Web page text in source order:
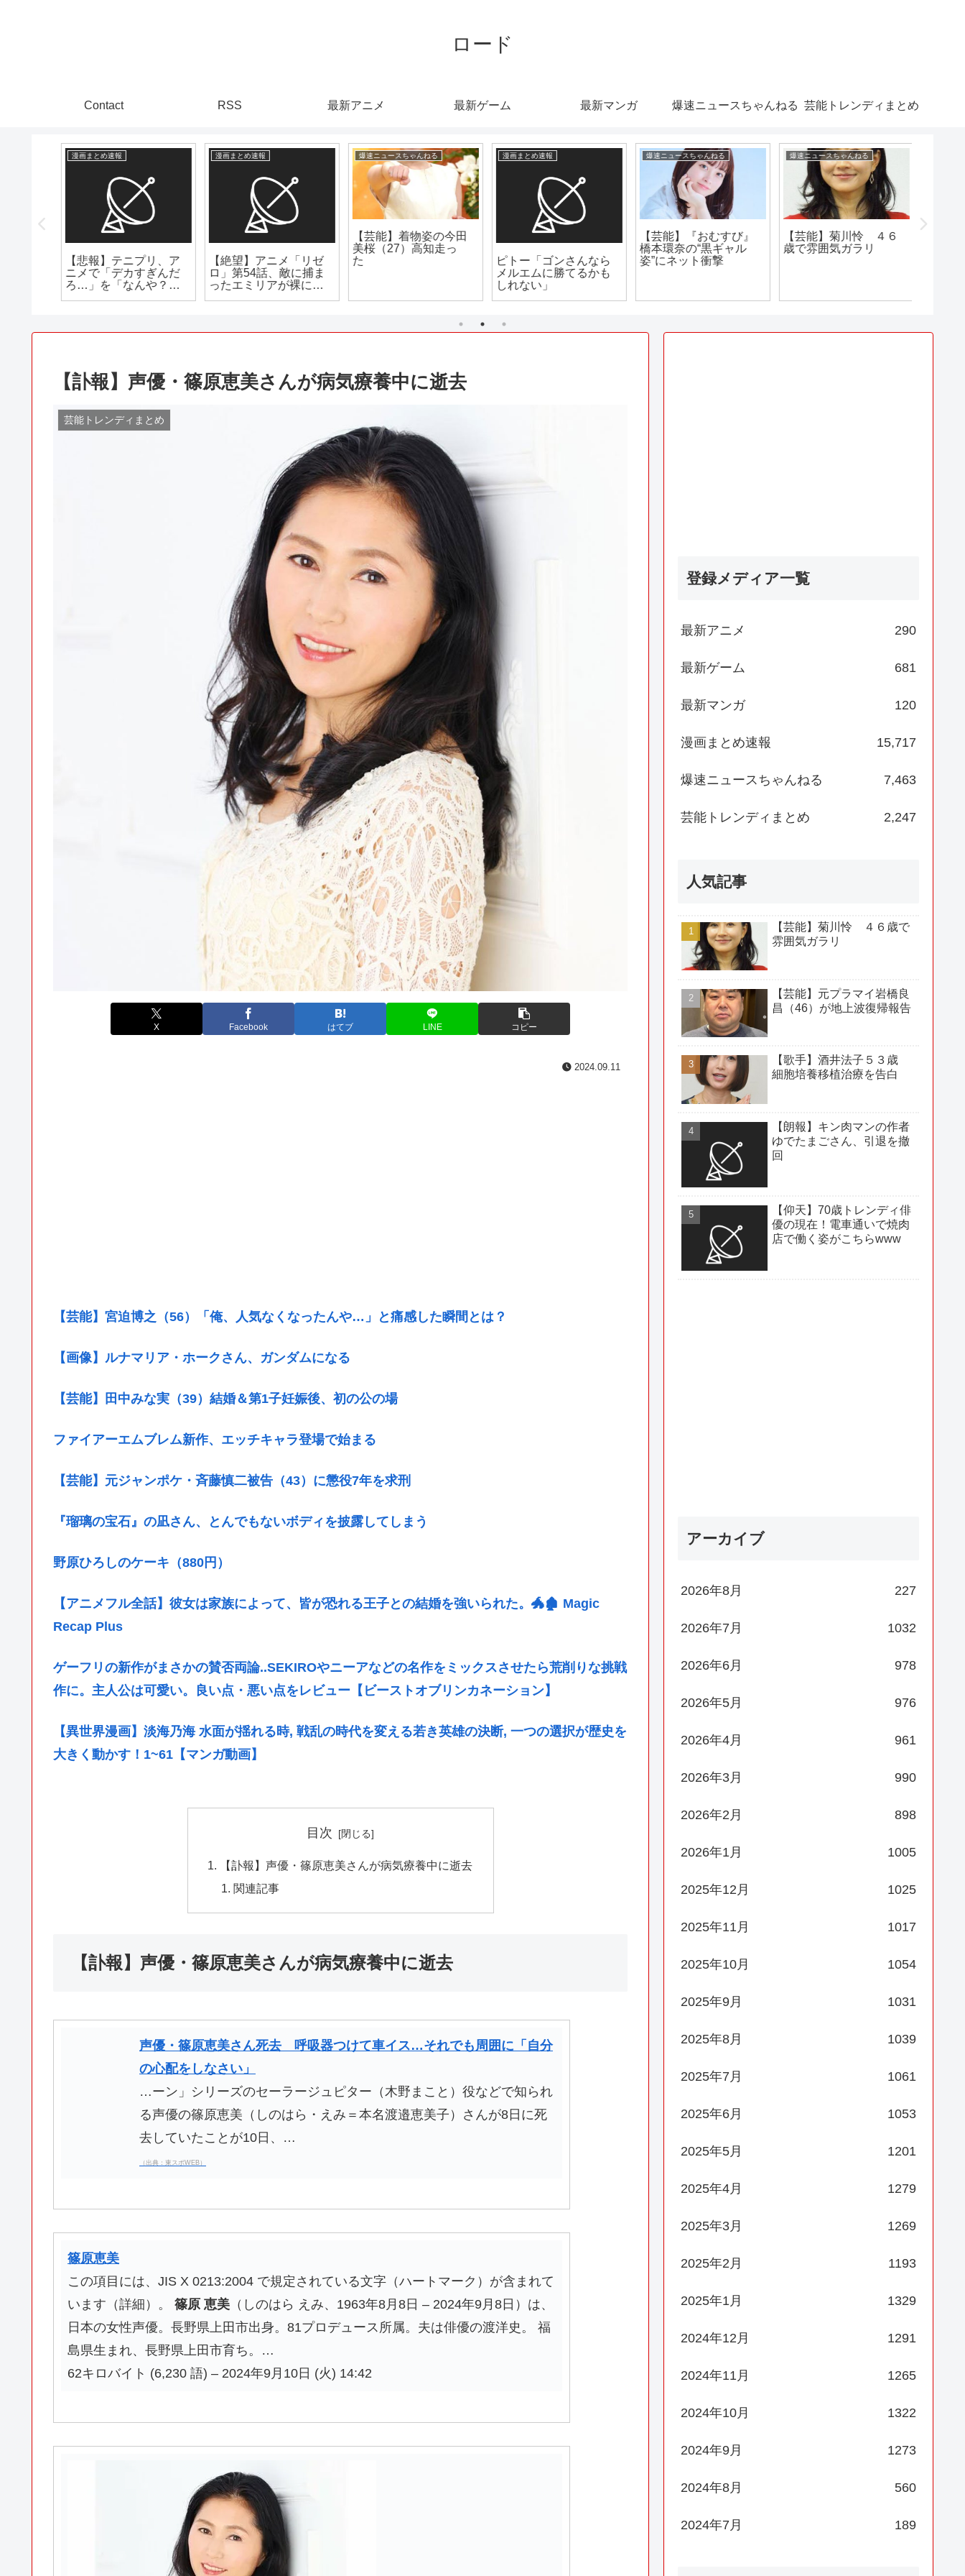
ロード
Contact RSS 最新アニメ 最新ゲーム 最新マンガ 爆速ニュースちゃんねる 芸能トレンディまとめ
漫画まとめ速報
【悲報】テニプリ、ア
ニメで「デカすぎんだ
ろ…」を「なんや？で
漫画まとめ速報
【絶望】アニメ「リゼ
ロ」第54話、敵に捕ま
ったエミリアが裸にさ
爆速ニュースちゃんねる
【芸能】着物姿の今田
美桜（27）高知走っ
た
漫画まとめ速報
ピトー「ゴンさんなら
メルエムに勝てるかも
しれない」
爆速ニュースちゃんねる
【芸能】『おむすび』
橋本環奈の“黒ギャル
姿”にネット衝撃
爆速ニュースちゃんねる
【芸能】菊川怜 ４６
歳で雰囲気ガラリ
【訃報】声優・篠原恵美さんが病気療養中に逝去
芸能トレンディまとめ
X Facebook はてブ LINE コピー
2024.09.11
【芸能】宮迫博之（56）「俺、人気なくなったんや…」と痛感した瞬間とは？
【画像】ルナマリア・ホークさん、ガンダムになる
【芸能】田中みな実（39）結婚＆第1子妊娠後、初の公の場
ファイアーエムブレム新作、エッチキャラ登場で始まる
【芸能】元ジャンポケ・斉藤慎二被告（43）に懲役7年を求刑
『瑠璃の宝石』の凪さん、とんでもないボディを披露してしまう
野原ひろしのケーキ（880円）
【アニメフル全話】彼女は家族によって、皆が恐れる王子との結婚を強いられた。🐲🏚 Magic
Recap Plus
ゲーフリの新作がまさかの賛否両論..SEKIROやニーアなどの名作をミックスさせたら荒削りな挑戦
作に。主人公は可愛い。良い点・悪い点をレビュー【ビーストオブリンカネーション】
【異世界漫画】淡海乃海 水面が揺れる時, 戦乱の時代を変える若き英雄の決断, 一つの選択が歴史を
大きく動かす！1~61【マンガ動画】
目次
【訃報】声優・篠原恵美さんが病気療養中に逝去
関連記事
【訃報】声優・篠原恵美さんが病気療養中に逝去
声優・篠原恵美さん死去 呼吸器つけて車イス…それでも周囲に「自分
の心配をしなさい」
…ーン」シリーズのセーラージュピター（木野まこと）役などで知られ
る声優の篠原恵美（しのはら・えみ＝本名渡邉恵美子）さんが8日に死
去していたことが10日、…
（出典：東スポWEB）
篠原恵美
この項目には、JIS X 0213:2004 で規定されている文字（ハートマーク）が含まれて
います（詳細）。 篠原 恵美 （しのはら えみ、1963年8月8日 – 2024年9月8日）は、
日本の女性声優。長野県上田市出身。81プロデュース所属。夫は俳優の渡洋史。 福
島県生まれ、長野県上田市育ち。…
62キロバイト (6,230 語) – 2024年9月10日 (火) 14:42
登録メディア一覧
最新アニメ 290
最新ゲーム 681
最新マンガ 120
漫画まとめ速報 15,717
爆速ニュースちゃんねる 7,463
芸能トレンディまとめ 2,247
人気記事
【芸能】菊川怜 ４６歳で
雰囲気ガラリ
【芸能】元プラマイ岩橋良
昌（46）が地上波復帰報告
【歌手】酒井法子５３歳
細胞培養移植治療を告白
【朗報】キン肉マンの作者
ゆでたまごさん、引退を撤
回
【仰天】70歳トレンディ俳
優の現在！電車通いで焼肉
店で働く姿がこちらwww
アーカイブ
2026年8月 227
2026年7月 1032
2026年6月 978
2026年5月 976
2026年4月 961
2026年3月 990
2026年2月 898
2026年1月 1005
2025年12月 1025
2025年11月 1017
2025年10月 1054
2025年9月 1031
2025年8月 1039
2025年7月 1061
2025年6月 1053
2025年5月 1201
2025年4月 1279
2025年3月 1269
2025年2月 1193
2025年1月 1329
2024年12月 1291
2024年11月 1265
2024年10月 1322
2024年9月 1273
2024年8月 560
2024年7月 189